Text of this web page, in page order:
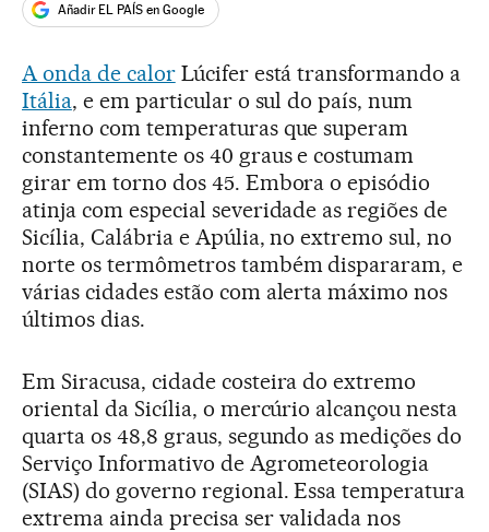
Añadir EL PAÍS en Google
A onda de calorLúcifer está transformando a
Itália, e em particular o sul do país, num
inferno com temperaturas que superam
constantemente os 40 graus e costumam
girar em torno dos 45. Embora o episódio
atinja com especial severidade as regiões de
Sicília, Calábria e Apúlia, no extremo sul, no
norte os termômetros também dispararam, e
várias cidades estão com alerta máximo nos
últimos dias.
Em Siracusa, cidade costeira do extremo
oriental da Sicília, o mercúrio alcançou nesta
quarta os 48,8 graus, segundo as medições do
Serviço Informativo de Agrometeorologia
(SIAS) do governo regional. Essa temperatura
extrema ainda precisa ser validada nos